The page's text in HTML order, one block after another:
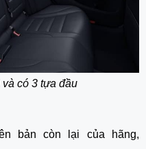
có 3 tựa đầu
bản còn lại của hãng,